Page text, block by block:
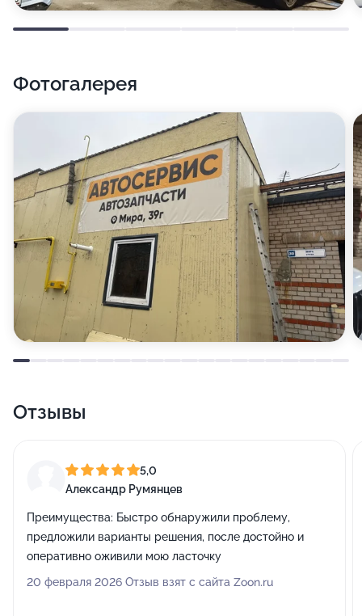
Фотогалерея
Отзывы
5,0
Александр Румянцев
Преимущества: Быстро обнаружили проблему,
предложили варианты решения, после достойно и
оперативно оживили мою ласточку
20 февраля 2026 Отзыв взят с сайта Zoon.ru